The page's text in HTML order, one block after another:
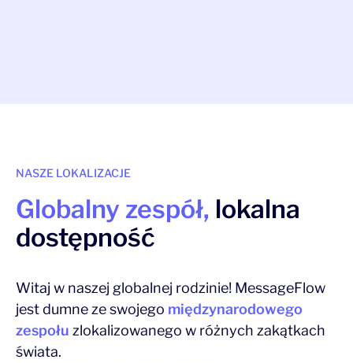
NASZE LOKALIZACJE
Globalny zespół, lokalna
dostępność
Witaj w naszej globalnej rodzinie! MessageFlow
jest dumne ze swojego międzynarodowego
zespołu zlokalizowanego w różnych zakątkach
świata.